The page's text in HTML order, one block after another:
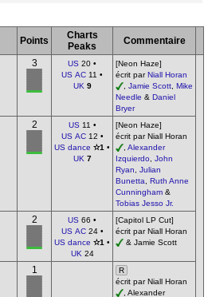
Points
Charts
Peaks
Commentaire
3 US 20 •
US AC 11 •
UK 9
[Neon Haze]
écrit parNiall Horan
Jamie Scott Mike
Needle & Daniel
Bryer
2 US11 •
US AC12 •
US dance ✫1 •
UK 7
[Neon Haze]
écrit par Niall Horan
Alexander
Izquierdo
John
Ryan
Julian
Bunetta
Ruth Anne
Cunningham &
Tobias Jesso Jr.
2 US 66 •
US AC24 •
US dance ✫1 •
UK 24
[Capitol LP Cut]
écrit par Niall Horan
& Jamie Scott
1
R
écrit par Niall Horan
, Alexander